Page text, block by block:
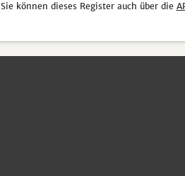
Sie können dieses Register auch über die